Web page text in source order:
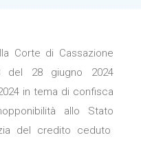
Corte di Cassazione
del 28 giugno 2024
in tema di confisca
allo Stato
del credito ceduto